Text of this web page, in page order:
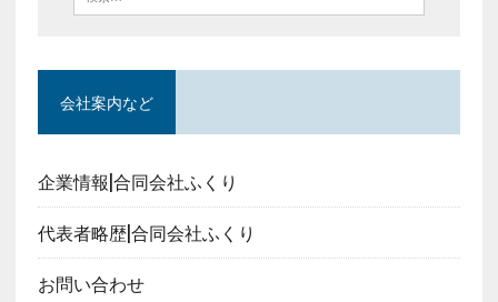
会社案内など
企業情報|合同会社ふくり
代表者略歴|合同会社ふくり
お問い合わせ